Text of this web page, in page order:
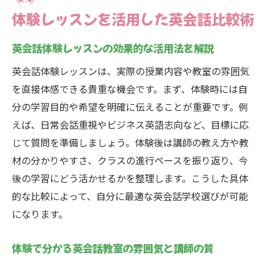
体験レッスンを活用した英会話比較術
英会話体験レッスンの効果的な活用法を解説
英会話体験レッスンは、実際の授業内容や教室の雰囲気
を直接体感できる貴重な機会です。まず、体験時には自
分の学習目的や希望を明確に伝えることが重要です。例
えば、日常会話重視やビジネス英語志向など、目標に応
じて質問を準備しましょう。体験後は講師の教え方や教
材の分かりやすさ、クラスの進行ペースを振り返り、今
後の学習にどう活かせるかを整理します。こうした具体
的な比較によって、自分に最適な英会話学校選びが可能
になります。
体験で分かる英会話教室の雰囲気と講師の質